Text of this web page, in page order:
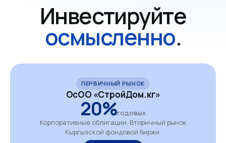
Инвестируйте
осмысленно.
ПЕРВИЧНЫЙ РЫНОК
ОсОО «СтройДом.кг»
20%годовых
Корпоративные облигации. Вторичный рынок
Кыргызской фондовой биржи.